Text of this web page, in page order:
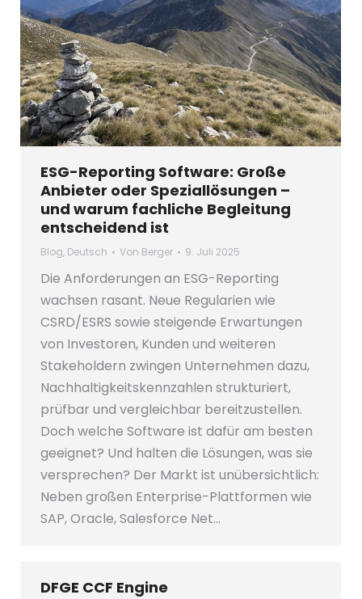
ESG-Reporting Software: Große
Anbieter oder Speziallösungen –
und warum fachliche Begleitung
entscheidend ist
Blog, Deutsch Von Berger 9. Juli 2025
Die Anforderungen an ESG-Reporting
wachsen rasant. Neue Regularien wie
CSRD/ESRS sowie steigende Erwartungen
von Investoren, Kunden und weiteren
Stakeholdern zwingen Unternehmen dazu,
Nachhaltigkeitskennzahlen strukturiert,
prüfbar und vergleichbar bereitzustellen.
Doch welche Software ist dafür am besten
geeignet? Und halten die Lösungen, was sie
versprechen? Der Markt ist unübersichtlich:
Neben großen Enterprise-Plattformen wie
SAP, Oracle, Salesforce Net…
DFGE CCF Engine